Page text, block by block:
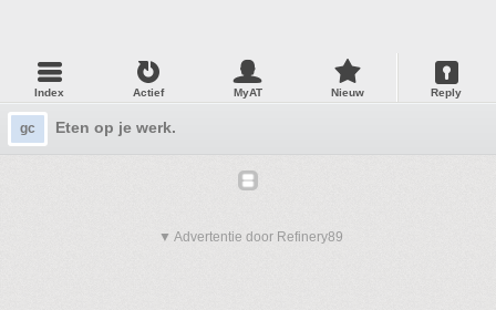
Index Actief MyAT Nieuw Reply
gc Eten op je werk.
▼ Advertentie door Refinery89